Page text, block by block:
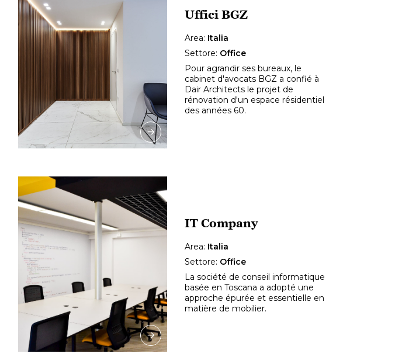
Uffici BGZ
Area: Italia
Settore: Office
Pour agrandir ses bureaux, le
cabinet d'avocats BGZ a confié à
Dair Architects le projet de
rénovation d'un espace résidentiel
des années 60.
IT Company
Area: Italia
Settore: Office
La société de conseil informatique
basée en Toscana a adopté une
approche épurée et essentielle en
matière de mobilier.